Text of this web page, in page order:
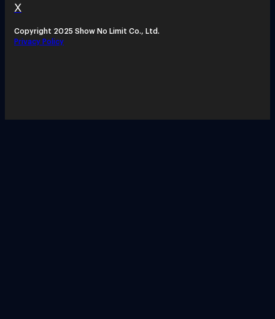
X
Copyright 2025 Show No Limit Co., Ltd.
Privacy Policy